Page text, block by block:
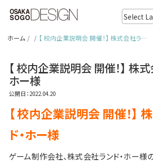
Select
ホーム 【 校内企業説明会 開催！】 株式会社ラ…
【 校内企業説明会 開催！】 株式
ホー様
公開日：2022.04.20
【 校内企業説明会 開催！】
ド・ホー様
ゲーム制作会社、株式会社ランド・ホー